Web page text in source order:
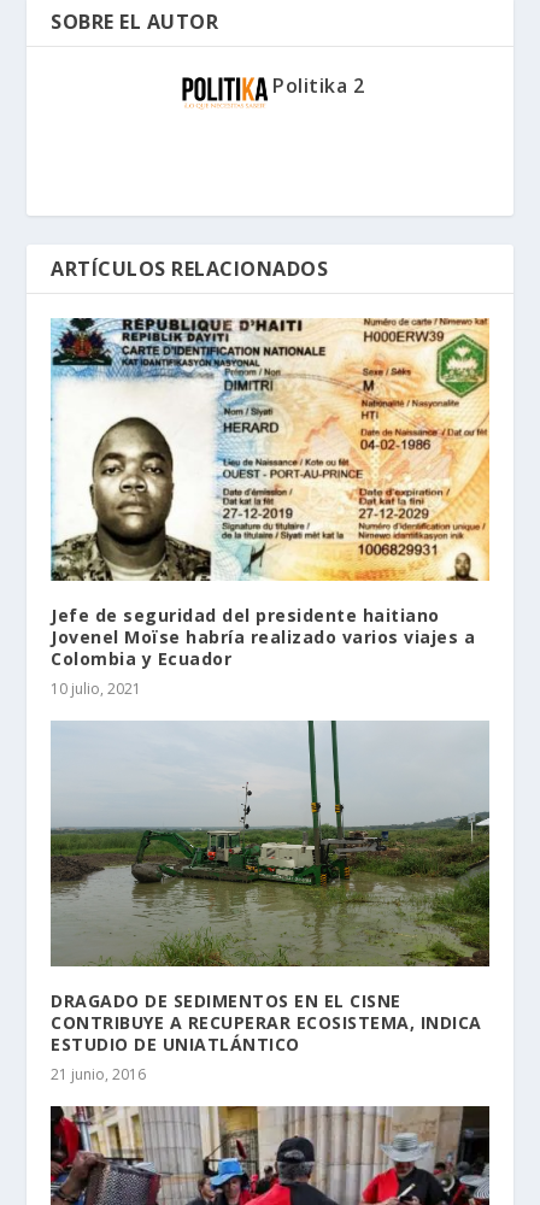
SOBRE EL AUTOR
Politika 2
ARTÍCULOS RELACIONADOS
Jefe de seguridad del presidente haitiano
Jovenel Moïse habría realizado varios viajes a
Colombia y Ecuador
10 julio, 2021
DRAGADO DE SEDIMENTOS EN EL CISNE
CONTRIBUYE A RECUPERAR ECOSISTEMA, INDICA
ESTUDIO DE UNIATLÁNTICO
21 junio, 2016